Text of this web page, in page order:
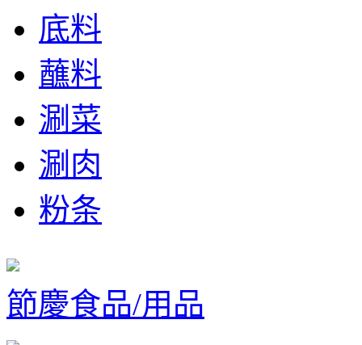
底料
蘸料
涮菜
涮肉
粉条
節慶食品/用品